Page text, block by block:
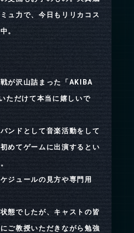
ュ力で、今日もリリカコス
。
が沢山詰まった「AKIBA
ただけて本当に嬉しいで
ンドとして音楽活動をして
めてゲームに出演するとい
ジュールの見方や専門用
態でしたが、キャストの皆
ご教授いただきながら勉強